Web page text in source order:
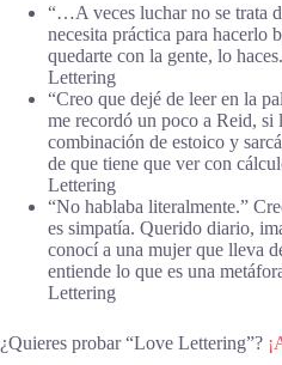
“…A veces luchar no se trata
necesita práctica para hacerlo
quedarte con la gente, lo
Lettering
“Creo que dejé de leer en la
me recordó un poco a Reid, si
combinación de estoico y
de que tiene que ver con
Lettering
“No hablaba literalmente.”
es simpatía. Querido diario,
conocí a una mujer que lleva
entiende lo que es una
Lettering
¿Quieres probar “Love Lettering”?